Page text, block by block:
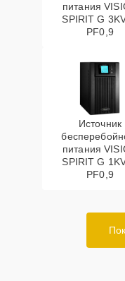
питания
SPIRIT G
PF0,9
Источник
питания
SPIRIT G
PF0,9